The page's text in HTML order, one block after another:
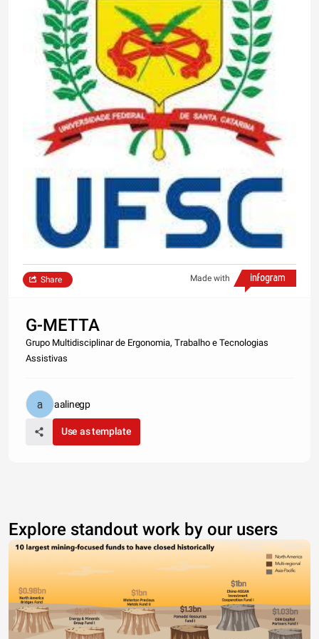
Made with
Share
G-METTA
Grupo Multidisciplinar de Ergonomia, Trabalho e Tecnologias
Assistivas
aalinegp
Use as template
Explore standout work by our users